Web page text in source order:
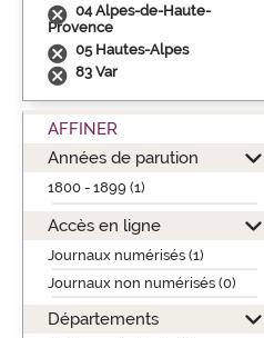
04 Alpes-de-Haute-
Provence
05 Hautes-Alpes
83 Var
AFFINER
Années de parution
1800 - 1899 (1)
Accès en ligne
Journaux numérisés (1)
Journaux non numérisés (0)
Départements